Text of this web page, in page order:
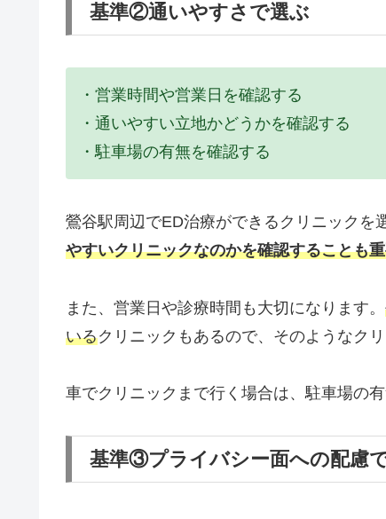
基準②通いやすさで選ぶ
・営業時間や営業日を確認する
・通いやすい立地かどうかを確認する
・駐車場の有無を確認する
鶯谷駅周辺でED治療ができるクリニックを
やすいクリニックなのかを確認することも
また、営業日や診療時間も大切になります。
いるクリニックもあるので、そのようなク
車でクリニックまで行く場合は、駐車場の
基準③プライバシー面への配慮